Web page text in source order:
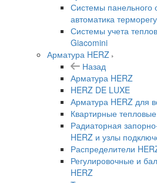
Системы панельного
автоматика
Системы учета
Giacomini
Арматура HERZ
Назад
Арматура HERZ
HERZ DE LUXE
Арматура HERZ для
Квартирные
Радиаторная
HERZ и узлы
Распределители
Регулировочные и
HERZ